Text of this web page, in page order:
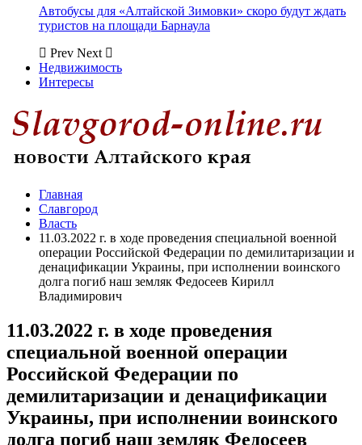
Автобусы для «Алтайской Зимовки» скоро будут ждать
туристов на площади Барнаула
Prev Next
Недвижимость
Интересы
Главная
Славгород
Власть
11.03.2022 г. в ходе проведения специальной военной
операции Российской Федерации по демилитаризации и
денацификации Украины, при исполнении воинского
долга погиб наш земляк Федосеев Кирилл
Владимирович
11.03.2022 г. в ходе проведения
специальной военной операции
Российской Федерации по
демилитаризации и денацификации
Украины, при исполнении воинского
долга погиб наш земляк Федосеев